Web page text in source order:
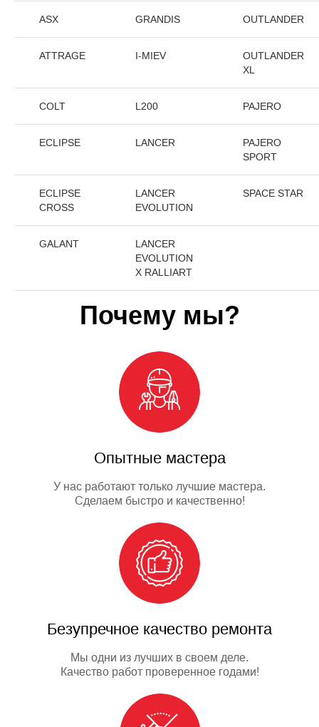
ASX GRANDIS OUTLANDER
ATTRAGE I-MIEV
OUTLANDER
XL
COLT L200 PAJERO
ECLIPSE LANCER
PAJERO
SPORT
ECLIPSE
CROSS
LANCER
EVOLUTION
SPACE STAR
GALANT
LANCER
EVOLUTION
X RALLIART
Почему мы?
Опытные мастера
У нас работают только лучшие мастера.
Сделаем быстро и качественно!
Безупречное качество ремонта
Мы одни из лучших в своем деле.
Качество работ проверенное годами!